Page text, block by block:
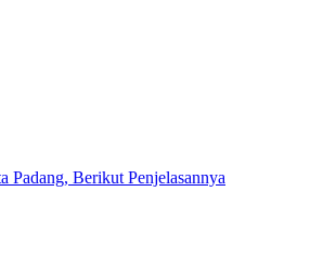
Berikut Penjelasannya